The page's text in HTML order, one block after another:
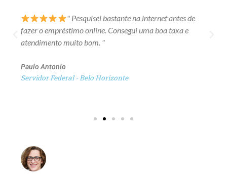
" Pesquisei bastante na internet antes de
fazer o empréstimo online. Consegui uma boa taxa e
atendimento muito bom. "
Paulo Antonio
Servidor Federal - Belo Horizonte